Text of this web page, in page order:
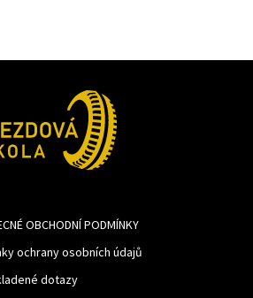
OBCHODNÍ PODMÍNKY
ochrany osobních údajů
dotazy